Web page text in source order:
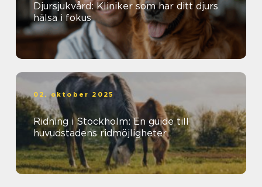
Djursjukvård: Kliniker som har ditt djurs
hälsa i fokus
02. oktober 2025
Ridning i Stockholm: En guide till
huvudstadens ridmöjligheter